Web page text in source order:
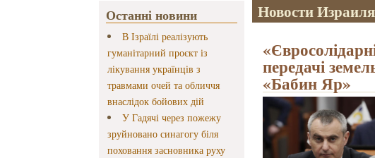
Останні новини
В Ізраїлі реалізують
гуманітарний проєкт із
лікування українців з
травмами очей та обличчя
внаслідок бойових дій
У Гадячі через пожежу
зруйновано синагогу біля
поховання засновника руху
Новости Израиля
передачі
«Бабин Яр»